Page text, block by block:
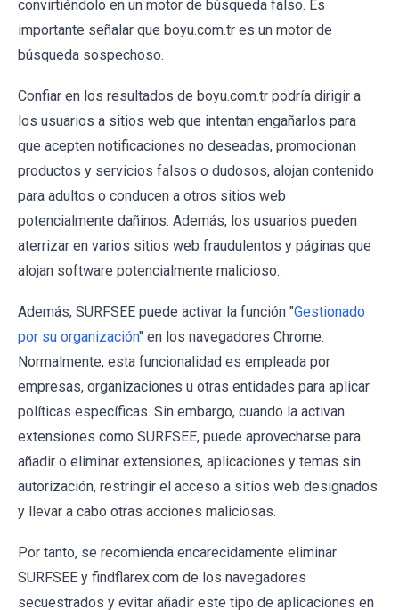
convirtiéndolo en un motor de búsqueda falso. Es
importante señalar que boyu.com.tr es un motor de
búsqueda sospechoso.
Confiar en los resultados de boyu.com.tr podría dirigir a
los usuarios a sitios web que intentan engañarlos para
que acepten notificaciones no deseadas, promocionan
productos y servicios falsos o dudosos, alojan contenido
para adultos o conducen a otros sitios web
potencialmente dañinos. Además, los usuarios pueden
aterrizar en varios sitios web fraudulentos y páginas que
alojan software potencialmente malicioso.
Además, SURFSEE puede activar la función "Gestionado
por su organización" en los navegadores Chrome.
Normalmente, esta funcionalidad es empleada por
empresas, organizaciones u otras entidades para aplicar
políticas específicas. Sin embargo, cuando la activan
extensiones como SURFSEE, puede aprovecharse para
añadir o eliminar extensiones, aplicaciones y temas sin
autorización, restringir el acceso a sitios web designados
y llevar a cabo otras acciones maliciosas.
Por tanto, se recomienda encarecidamente eliminar
SURFSEE y findflarex.com de los navegadores
secuestrados y evitar añadir este tipo de aplicaciones en